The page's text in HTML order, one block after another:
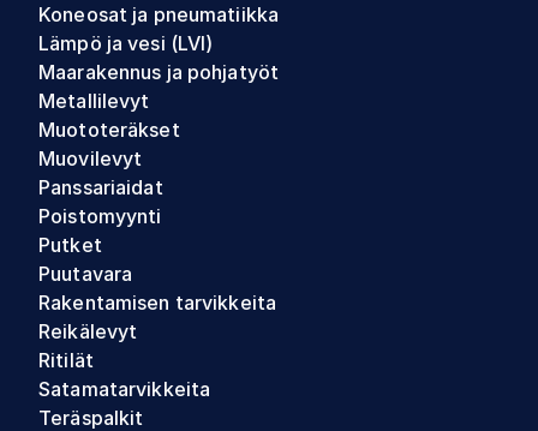
Koneosat ja pneumatiikka
Lämpö ja vesi (LVI)
Maarakennus ja pohjatyöt
Metallilevyt
Muototeräkset
Muovilevyt
Panssariaidat
Poistomyynti
Putket
Puutavara
Rakentamisen tarvikkeita
Reikälevyt
Ritilät
Satamatarvikkeita
Teräspalkit